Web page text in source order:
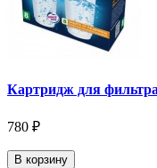
Картридж для
780 ₽
В корзину